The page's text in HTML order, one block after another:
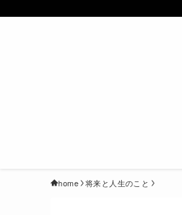
home 将来と人生のこと